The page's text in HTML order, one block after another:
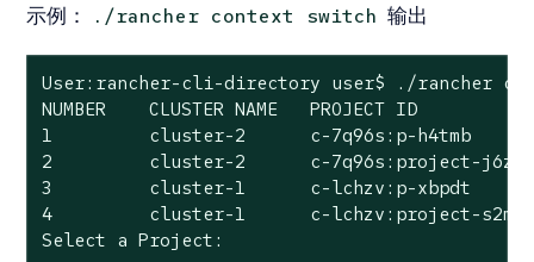
示例：
./rancher context switch 输出
User:rancher-cli-directory user$ ./rancher
NUMBER    CLUSTER NAME   PROJECT ID
1         cluster-2      c-7q96s:p-h4tmb
2         cluster-2      c-7q96s:project-
3         cluster-1      c-lchzv:p-xbpdt
4         cluster-1      c-lchzv:project-
Select a Project: